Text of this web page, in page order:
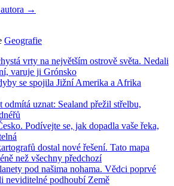
→
Geografie
vrty na největším ostrově světa. Nedali
varuje ji Grónsko
se spojila Jižní Amerika a Afrika
odmítá uznat: Sealand přežil střelbu,
Podívejte se, jak dopadla vaše řeka,
dostal nové řešení. Tato mapa
než všechny předchozí
pod našima nohama. Vědci poprvé
neviditelné podhoubí Země